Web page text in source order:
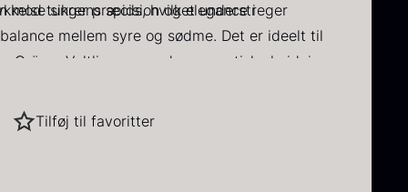
sikrer præcision og elegance i
mod tungens spids, hvilket understreger
mellem syre og sødme. Det er ideelt til
Grüner Veltliner og andre aromatiske hvidvine
i EU kombinerer serien traditionelt
Det fine, men robuste glas tåler
Tilføj til favoritter